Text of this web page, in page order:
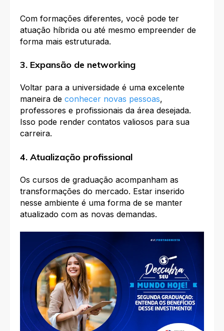
Com formações diferentes, você pode ter
atuação híbrida ou até mesmo empreender de
forma mais estruturada.
3. Expansão de networking
Voltar para a universidade é uma excelente
maneira de conhecer novas pessoas,
professores e profissionais da área desejada.
Isso pode render contatos valiosos para sua
carreira.
4. Atualização profissional
Os cursos de graduação acompanham as
transformações do mercado. Estar inserido
nesse ambiente é uma forma de se manter
atualizado com as novas demandas.